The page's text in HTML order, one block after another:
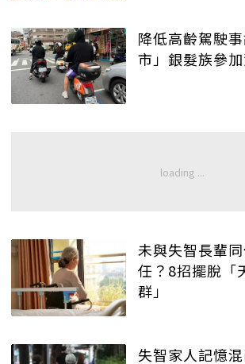
降低高齡駕駛
市」銀髮族參
未與失智長輩
任？8招擺脫「
群」
失智家人記憶